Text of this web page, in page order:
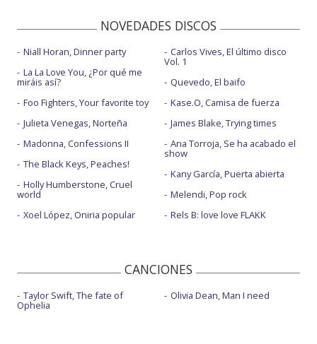
NOVEDADES DISCOS
Niall Horan, Dinner party
La La Love You, ¿Por qué me
miráis así?
Foo Fighters, Your favorite toy
Julieta Venegas, Norteña
Madonna, Confessions II
The Black Keys, Peaches!
Holly Humberstone, Cruel
world
Xoel López, Oniria popular
Carlos Vives, El último disco
Vol. 1
Quevedo, El baifo
Kase.O, Camisa de fuerza
James Blake, Trying times
Ana Torroja, Se ha acabado el
show
Kany García, Puerta abierta
Melendi, Pop rock
Rels B: love love FLAKK
CANCIONES
Taylor Swift, The fate of
Ophelia
Olivia Dean, Man I need